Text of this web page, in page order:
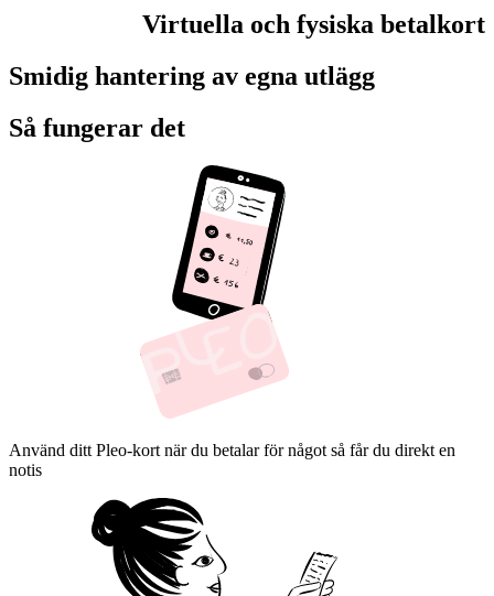
Virtuella och fysiska betalkort
Smidig hantering av egna utlägg
Så fungerar det
Använd ditt Pleo-kort när du betalar för något så får du direkt en
notis